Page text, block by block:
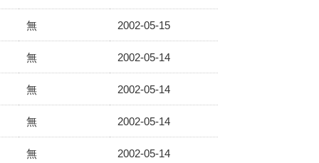
無 2002-05-15
無 2002-05-14
無 2002-05-14
無 2002-05-14
無 2002-05-14